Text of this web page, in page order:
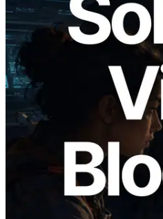
2026.05.24
Validators Solutions
Analyzer —
producción de
Validador asignado
Leer este artículo